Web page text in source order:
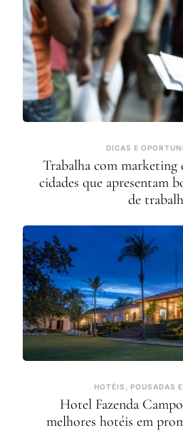
DICAS E
Trabalha com
cidades que apresentam
de
HOTÉIS, POUSADAS
Hotel Fazenda
melhores hotéis em